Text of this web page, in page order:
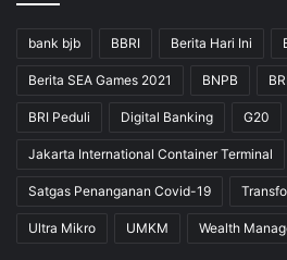
bank bjb BBRI Berita Hari Ini
Berita SEA Games 2021 BNPB
BRI Peduli Digital Banking G20
Jakarta International Container Terminal
Satgas Penanganan Covid-19
Ultra Mikro UMKM Wealth